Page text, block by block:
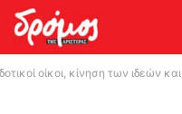
οίκοι, κίνηση των ιδεών και